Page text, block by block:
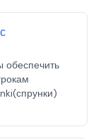
обеспечить